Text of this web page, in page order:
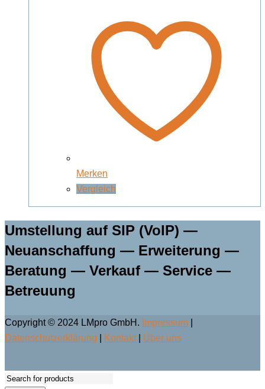
Merken
Vergleich
Umstellung auf SIP (VoIP) —
Neuanschaffung — Erweiterung —
Beratung — Verkauf — Service —
Betreuung
Copyright © 2024 LMpro GmbH. Impressum
Datenschutzerklärung
Kontakt| Über uns